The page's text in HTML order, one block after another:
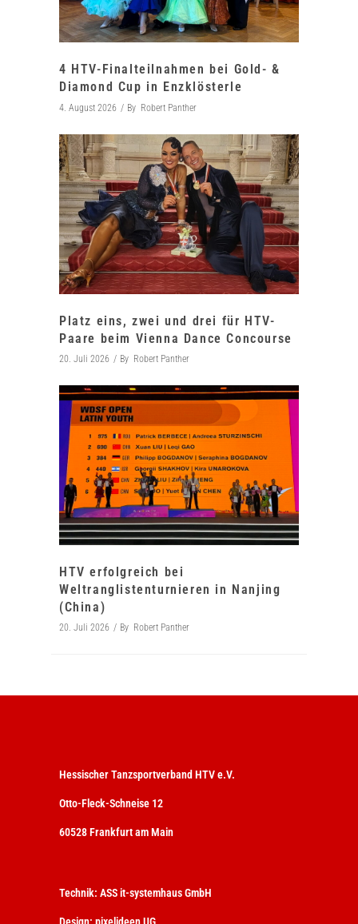
4 HTV-Finalteilnahmen bei Gold- &
Diamond Cup in Enzklösterle
4. August 2026 By Robert Panther
Platz eins, zwei und drei für HTV-
Paare beim Vienna Dance Concourse
20. Juli 2026 By Robert Panther
HTV erfolgreich bei
Weltranglistenturnieren in Nanjing
(China)
20. Juli 2026 By Robert Panther
Hessischer Tanzsportverband HTV e.V.
Otto-Fleck-Schneise 12
60528 Frankfurt am Main
Technik: ASS it-systemhaus GmbH